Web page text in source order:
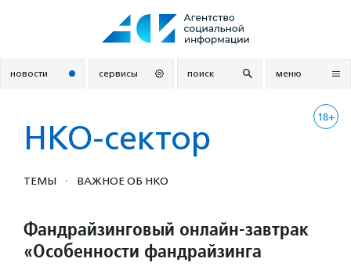
новости сервисы поиск меню
18+
НКО-сектор
ТЕМЫ · ВАЖНОЕ ОБ НКО
Фандрайзинговый онлайн-завтрак
«Особенности фандрайзинга